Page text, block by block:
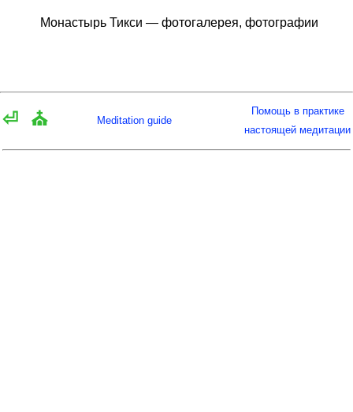
Монастырь Тикси — фотогалерея, фотографии
⏎ ⛪ Meditation guide
Помощь в практике
настоящей медитации